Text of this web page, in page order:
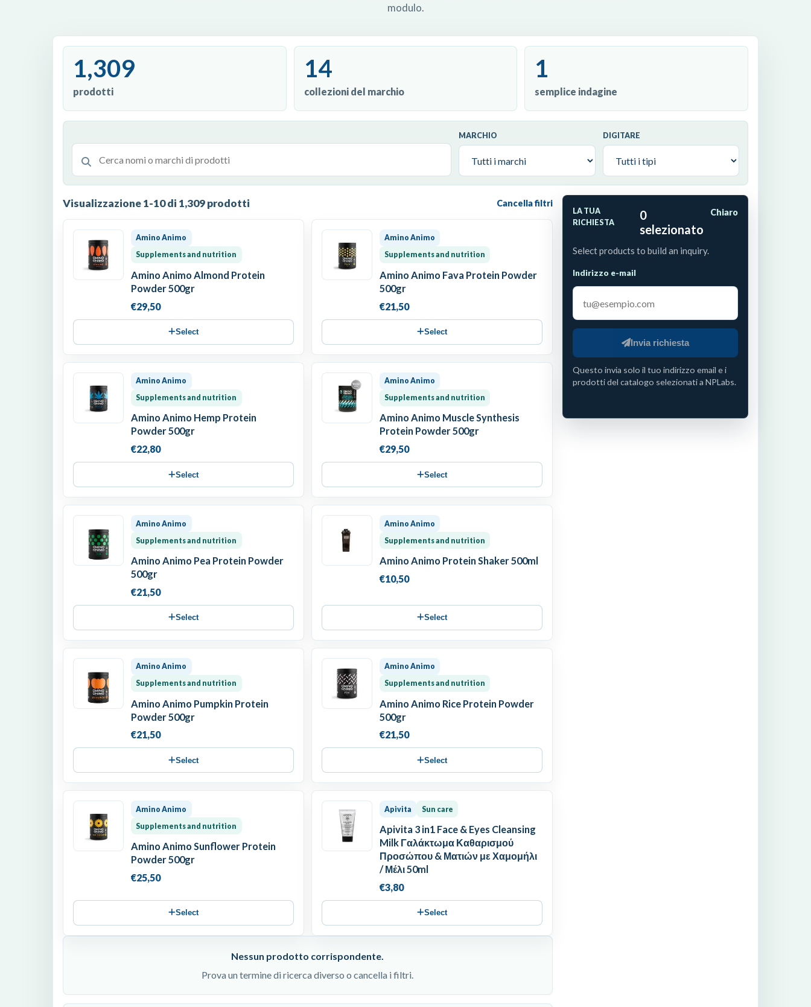
modulo.
1,309
prodotti
14
collezioni del marchio
1
semplice indagine
Cerca prodotti
MARCHIO DIGITARE
Visualizzazione 1-10 di 1,309 prodotti Cancella filtri
Amino Animo
Supplements and nutrition
Amino Animo Almond Protein
Powder 500gr
€29,50
Select
Amino Animo
Supplements and nutrition
Amino Animo Fava Protein Powder
500gr
€21,50
Select
Amino Animo
Supplements and nutrition
Amino Animo Hemp Protein
Powder 500gr
€22,80
Select
Amino Animo
Supplements and nutrition
Amino Animo Muscle Synthesis
Protein Powder 500gr
€29,50
Select
Amino Animo
Supplements and nutrition
Amino Animo Pea Protein Powder
500gr
€21,50
Select
Amino Animo
Supplements and nutrition
Amino Animo Protein Shaker 500ml
€10,50
Select
Amino Animo
Supplements and nutrition
Amino Animo Pumpkin Protein
Powder 500gr
€21,50
Select
Amino Animo
Supplements and nutrition
Amino Animo Rice Protein Powder
500gr
€21,50
Select
Amino Animo
Supplements and nutrition
Amino Animo Sunflower Protein
Powder 500gr
€25,50
Select
Apivita Sun care
Apivita 3 in1 Face & Eyes Cleansing
Milk Γαλάκτωμα Καθαρισμού
Προσώπου & Ματιών με Χαμομήλι
/ Μέλι 50ml
€3,80
Select
Nessun prodotto corrispondente.
Prova un termine di ricerca diverso o cancella i filtri.
LA TUA
RICHIESTA
0
selezionato
Chiaro
Select products to build an inquiry.
Indirizzo e-mail
Invia richiesta
Questo invia solo il tuo indirizzo email e i
prodotti del catalogo selezionati a NPLabs.